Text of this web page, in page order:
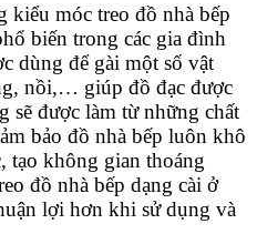
kiểu móc treo đồ nhà bếp
biến trong các gia đình
dùng để gài một số vật
nồi,… giúp đồ đạc được
sẽ được làm từ những chất
bảo đồ nhà bếp luôn khô
tạo không gian thoáng
đồ nhà bếp dạng cài ở
lợi hơn khi sử dụng và